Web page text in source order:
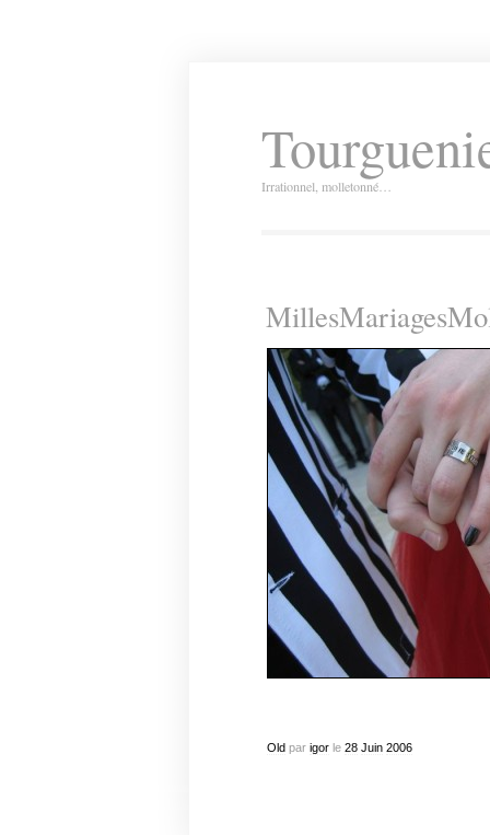
Irrationnel, molletonné…
Old par igorle 28 Juin 2006